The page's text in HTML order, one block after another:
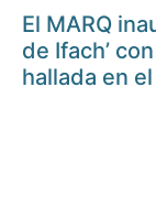
El MARQ
de Ifach’
hallada en